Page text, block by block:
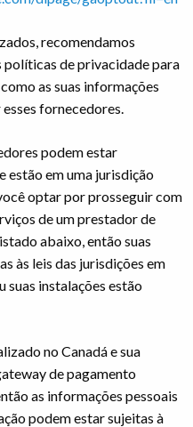
recomendamos
políticas de privacidade para
as suas informações
fornecedores.
podem estar
estão em uma jurisdição
optar por prosseguir com
de um prestador de
abaixo, então suas
às leis das jurisdições em
suas instalações estão
no Canadá e sua
de pagamento
as informações pessoais
podem estar sujeitas à